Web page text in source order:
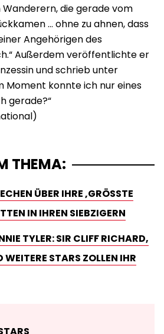
die gerade vom
… ohne zu ahnen, dass
Angehörigen des
Außerdem veröffentlichte er
und schrieb unter
Moment konnte ich nur eines
gerade?“
THEMA:
ÜBER IHRE ‚GRÖSSTE A
IN IHREN SIEBZIGERN
TYLER: SIR CLIFF RICHARD,
STARS ZOLLEN IHR